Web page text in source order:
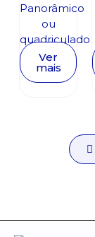
Panorâmico
ou
quadriculado
Ver
mais